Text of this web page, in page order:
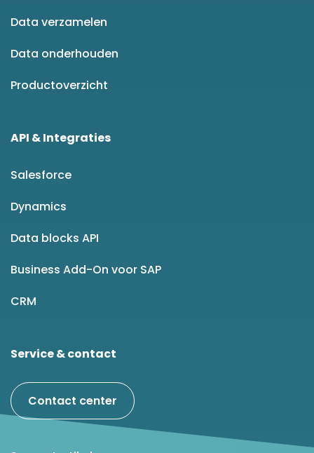
Data verzamelen
Data onderhouden
Productoverzicht
API & Integraties
Salesforce
Dynamics
Data blocks API
Business Add-On voor SAP
CRM
Service & contact
Contact center